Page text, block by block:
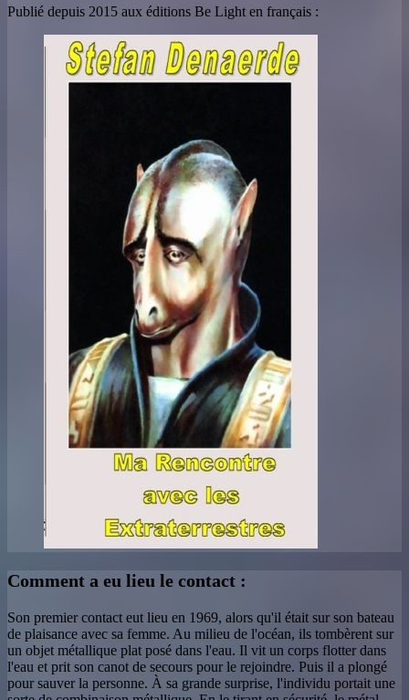
Publié depuis 2015 aux éditions Be Light en français :
Comment a eu lieu le contact :
Son premier contact eut lieu en 1969, alors qu'il était sur son bateau
de plaisance avec sa femme. Au milieu de l'océan, ils tombèrent sur
un objet métallique plat posé dans l'eau. Il vit un corps flotter dans
l'eau et prit son canot de secours pour le rejoindre. Puis il a plongé
pour sauver la personne. À sa grande surprise, l'individu portait une